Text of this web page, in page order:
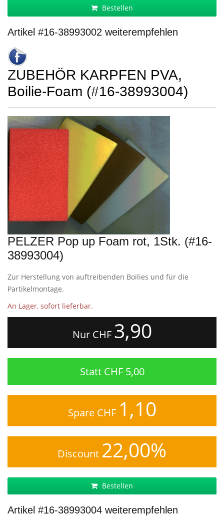
Bestellen
Artikel #16-38993002 weiterempfehlen
ZUBEHÖR KARPFEN PVA,
Boilie-Foam (#16-38993004)
PELZER Pop up Foam rot, 1Stk. (#16-
38993004)
Zur Herstellung von auftreibenden Boilies und für die
Partikelmontage.
An Lager, sofort lieferbar.
Nur CHF 3,90
Statt CHF 5,00
Spare CHF 1,10
Discount 22,00%
Bestellen
Artikel #16-38993004 weiterempfehlen